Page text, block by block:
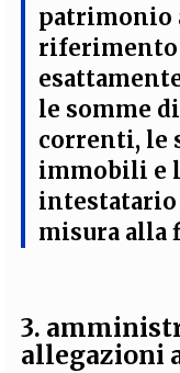
patrimonio
riferimento
le somme
correnti, le
immobili e
misura alla
3.
allegazioni